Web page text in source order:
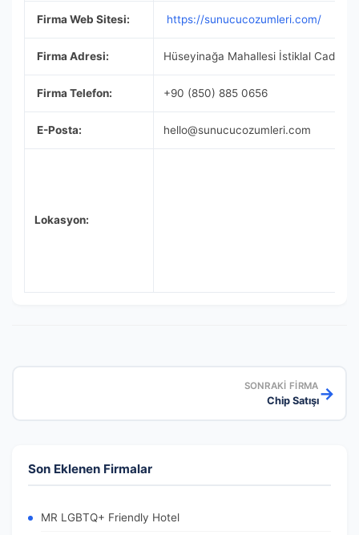
Firma Web Sitesi: https://sunucucozumleri.com/
Firma Adresi: Hüseyinağa Mahallesi İstiklal
Firma Telefon: +90 (850) 885 0656
E-Posta: hello@sunucucozumleri.com
Lokasyon:
SONRAKI FIRMA
Chip Satışı→
Son Eklenen Firmalar
MR LGBTQ+ Friendly Hotel